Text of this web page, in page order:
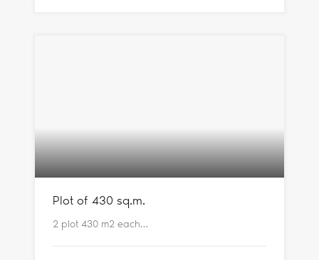
Plot of 430 sq.m.
2 plot 430 m2 each…